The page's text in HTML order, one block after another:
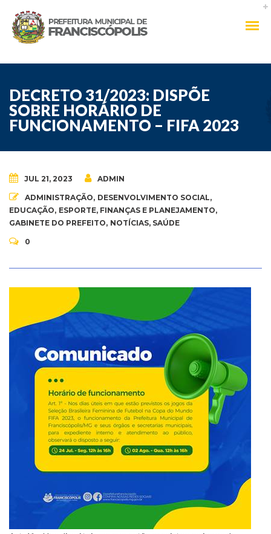
DECRETO 31/2023: DISPÕE
SOBRE HORÁRIO DE
FUNCIONAMENTO – FIFA 2023
JUL 21, 2023 ADMIN
ADMINISTRAÇÃO, DESENVOLVIMENTO SOCIAL,
EDUCAÇÃO, ESPORTE, FINANÇAS E PLANEJAMENTO,
GABINETE DO PREFEITO, NOTÍCIAS, SAÚDE
0